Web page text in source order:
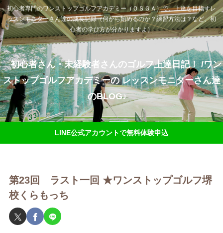
初心者専門のワンストップゴルフアカデミー（ＯＳＧＡ）で、上達を目指すレ
ッスンモニターさん達の成長記録（何から始めるのか？練習方法は？など、初
心者の学び方が分かりますよ）
初心者さん・未経験者さんのゴルフ上達日記！ /ワン
ストップゴルフアカデミーの レッスンモニターさん達
のBLOG♪
LINE公式アカウントで無料体験申込
第23回 ラスト一回 ★ワンストップゴルフ堺
校くらもっち